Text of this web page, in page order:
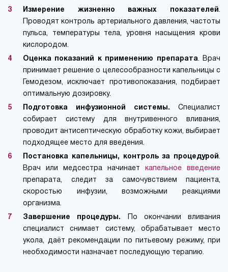
Измерение жизненно важных показателей.
Проводят контроль артериального давления, частоты
пульса, температуры тела, уровня насыщения крови
кислородом.
Оценка показаний к применению препарата. Врач
принимает решение о целесообразности капельницы с
Гемодезом, исключает противопоказания, подбирает
оптимальную дозировку.
Подготовка инфузионной системы. Специалист
собирает систему для внутривенного вливания,
проводит антисептическую обработку кожи, выбирает
подходящее место для введения.
Постановка капельницы, контроль за процедурой.
Врач или медсестра начинает капельное введение
препарата, следит за самочувствием пациента,
скоростью инфузии, возможными реакциями
организма.
Завершение процедуры. По окончании вливания
специалист снимает систему, обрабатывает место
укола, даёт рекомендации по питьевому режиму, при
необходимости назначает последующую терапию.